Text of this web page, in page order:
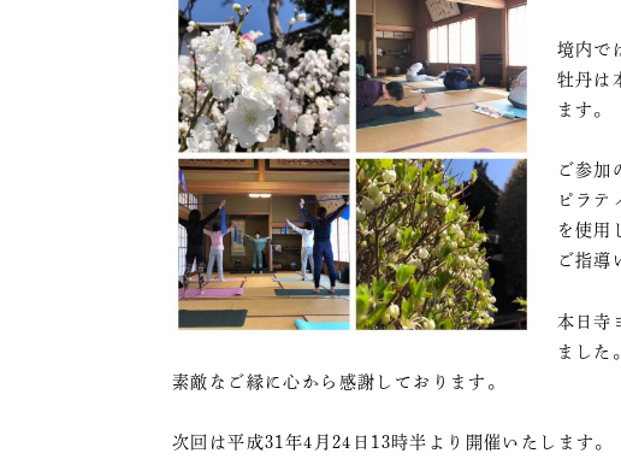
境内で
牡丹は
ます。
ご参加
ピラテ
を使用
ご指導
本日寺
ました
素敵なご縁に心から感謝しております。
次回は平成31年4月24日13時半より開催いたします。